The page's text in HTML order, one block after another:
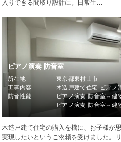
入りできる間取り設計に。日常生…
ピアノ演奏 防音室
所在地
東京都東村山市
工事内容
木造戸建て住宅 ピアノ
防音性能
ピアノ演奏 防音室⇔建
ピアノ演奏 防音室⇔建
木造戸建て住宅の購入を機に、お子様が
実現したいというご依頼を受けました。